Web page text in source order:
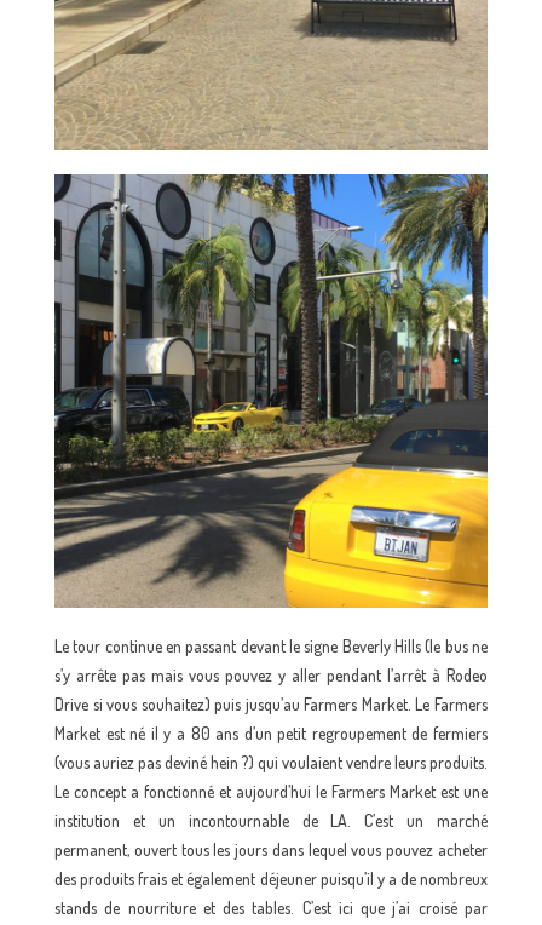
Le tour continue en passant devant le signe Beverly Hills (le bus ne
s’y arrête pas mais vous pouvez y aller pendant l’arrêt à Rodeo
Drive si vous souhaitez) puis jusqu’au Farmers Market. Le Farmers
Market est né il y a 80 ans d’un petit regroupement de fermiers
(vous auriez pas deviné hein ?) qui voulaient vendre leurs produits.
Le concept a fonctionné et aujourd’hui le Farmers Market est une
institution et un incontournable de LA. C’est un marché
permanent, ouvert tous les jours dans lequel vous pouvez acheter
des produits frais et également déjeuner puisqu’il y a de nombreux
stands de nourriture et des tables. C’est ici que j’ai croisé par